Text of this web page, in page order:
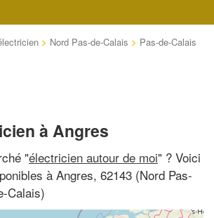
> Nord Pas-de-Calais > Pas-de-Calais
à Angres
"électricien autour de moi" ? Voici
à Angres, 62143 (Nord Pas-
Calais)